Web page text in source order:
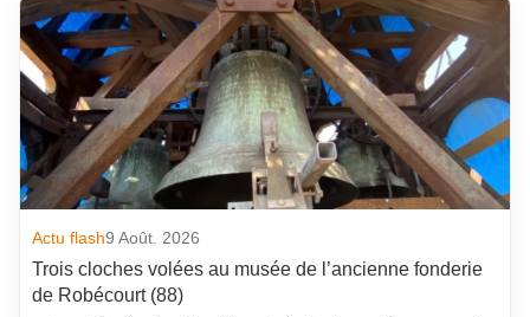
Actu flash9 Août. 2026
Trois cloches volées au musée de l’ancienne fonderie
de Robécourt (88)